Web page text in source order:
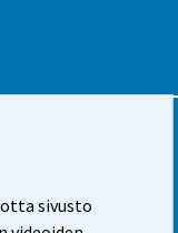
sivusto